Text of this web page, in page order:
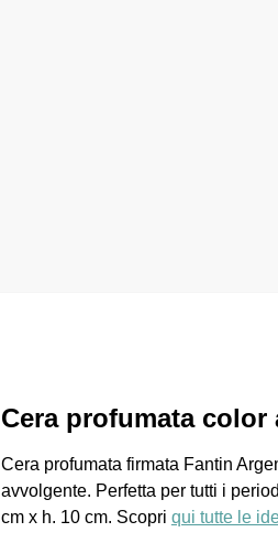
Cera profumata color
Cera profumata firmata Fantin
avvolgente. Perfetta per tutti i
cm x h. 10 cm. Scopri qui tutte le